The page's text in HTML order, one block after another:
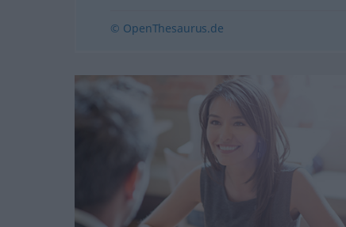
© OpenThesaurus.de